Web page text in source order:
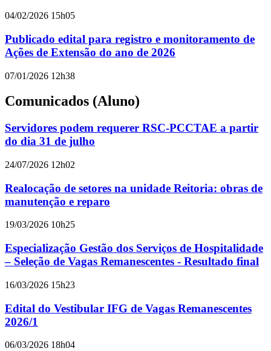
04/02/2026 15h05
Publicado edital para registro e monitoramento de
Ações de Extensão do ano de 2026
07/01/2026 12h38
Comunicados (Aluno)
Servidores podem requerer RSC-PCCTAE a partir
do dia 31 de julho
24/07/2026 12h02
Realocação de setores na unidade Reitoria: obras de
manutenção e reparo
19/03/2026 10h25
Especialização Gestão dos Serviços de Hospitalidade
– Seleção de Vagas Remanescentes - Resultado final
16/03/2026 15h23
Edital do Vestibular IFG de Vagas Remanescentes
2026/1
06/03/2026 18h04